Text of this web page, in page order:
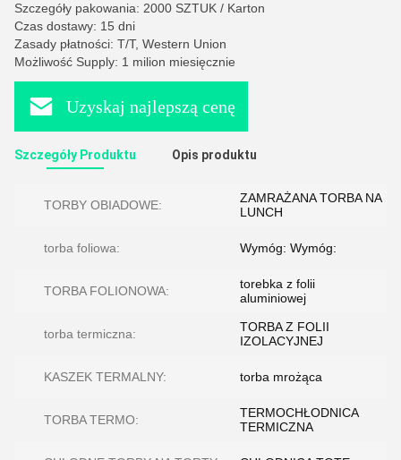
Szczegóły pakowania: 2000 SZTUK / Karton
Czas dostawy: 15 dni
Zasady płatności: T/T, Western Union
Możliwość Supply: 1 milion miesięcznie
Uzyskaj najlepszą cenę
Szczegóły Produktu Opis produktu
TORBY OBIADOWE:
ZAMRAŻANA TORBA NA
LUNCH
torba foliowa: Wymóg: Wymóg:
TORBA FOLIONOWA:
torebka z folii
aluminiowej
torba termiczna:
TORBA Z FOLII
IZOLACYJNEJ
KASZEK TERMALNY: torba mrożąca
TORBA TERMO:
TERMOCHŁODNICA
TERMICZNA